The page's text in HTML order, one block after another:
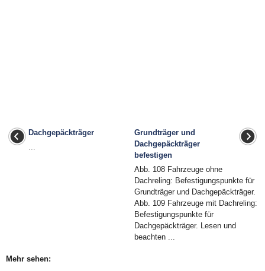
Dachgepäckträger
...
Grundträger und
Dachgepäckträger
befestigen
Abb. 108 Fahrzeuge ohne
Dachreling: Befestigungspunkte für
Grundträger und Dachgepäckträger.
Abb. 109 Fahrzeuge mit Dachreling:
Befestigungspunkte für
Dachgepäckträger. Lesen und
beachten ...
Mehr sehen: